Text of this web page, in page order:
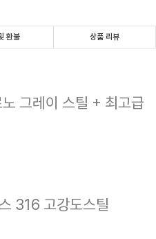
환불 상품 리뷰
그레이 스틸 + 최고급
316 고강도스틸